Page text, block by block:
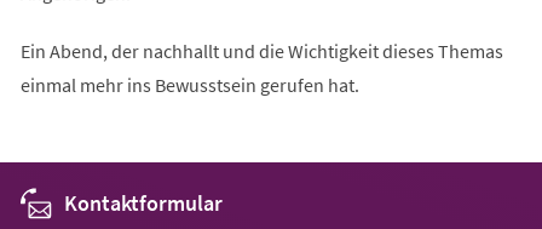
Ein Abend, der nachhallt und die Wichtigkeit dieses Themas
einmal mehr ins Bewusstsein gerufen hat.
Kontaktformular